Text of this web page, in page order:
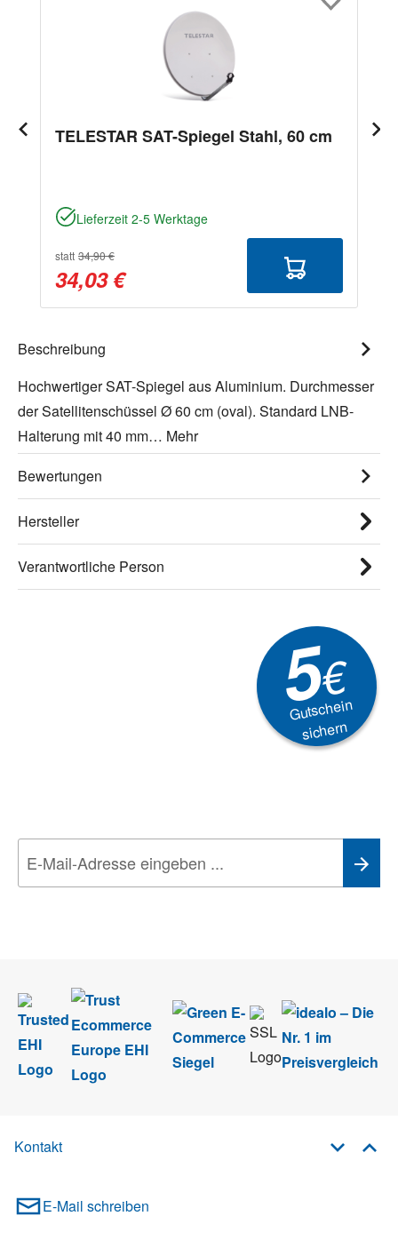
TELESTAR SAT-Spiegel Stahl, 60 cm
Lieferzeit 2-5 Werktage
statt 34,90 €
34,03 €
Beschreibung
Hochwertiger SAT-Spiegel aus Aluminium. Durchmesser
der Satellitenschüssel Ø 60 cm (oval). Standard LNB-
Halterung mit 40 mm… Mehr
Bewertungen
Hersteller
Verantwortliche Person
5€
Gutschein
sichern
Kontakt
E-Mail schreiben